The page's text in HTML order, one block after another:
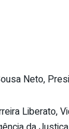
Neto,
Liberato,